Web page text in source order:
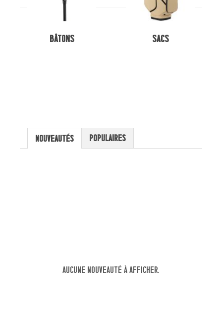
Bâtons Sacs
Nouveautés Populaires
Aucune nouveauté à afficher.